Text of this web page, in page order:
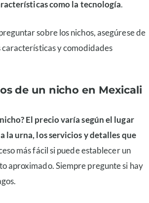
como la tecnología.
sobre los nichos, asegúrese de
y comodidades
de un nicho en Mexicali
El precio varía según el lugar
la urna, los servicios y detalles que
más fácil si puede establecer un
aproximado. Siempre pregunte si hay